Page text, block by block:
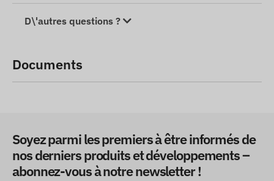
D\'autres questions ?
Documents
Soyez parmi les premiers à être informés de
nos derniers produits et développements –
abonnez-vous à notre newsletter !